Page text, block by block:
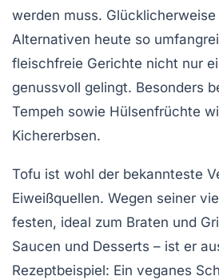
werden muss.
Alternativen heute so
fleischfreie Gerichte nicht nur
genussvoll gelingt. Besonders
Tempeh sowie Hülsenfrüchte
Kichererbsen.
Tofu ist wohl der bekannteste
Eiweißquellen. Wegen seiner
festen, ideal zum Braten und
Saucen und Desserts – ist er
Rezeptbeispiel: Ein veganes